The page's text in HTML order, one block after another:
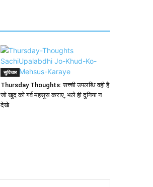
सुविचार
Thursday Thoughts: सच्ची उपलब्धि वही है
जो खुद को गर्व महसूस कराए, भले ही दुनिया न
देखे